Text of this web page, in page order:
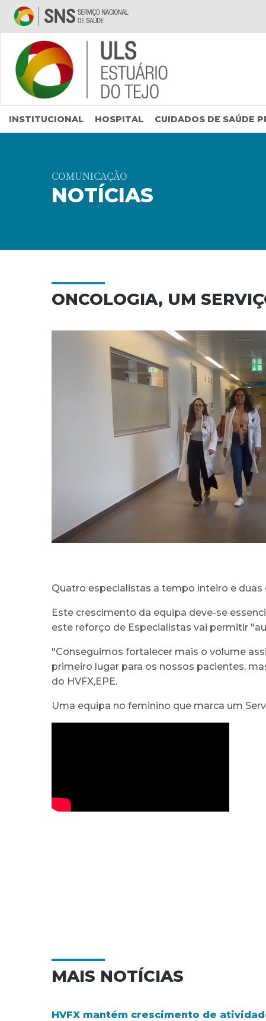
Saltar para conteúdo principal
INSTITUCIONAL HOSPITAL CUIDADOS DE SAÚDE
COMUNICAÇÃO
NOTÍCIAS
ONCOLOGIA, UM
Quatro especialistas a tempo inteiro e
Este crescimento da equipa deve-se
este reforço de Especialistas vai permitir
"Conseguimos fortalecer mais o volume
primeiro lugar para os nossos pacientes,
do HVFX,EPE.
Uma equipa no feminino que marca um
MAIS NOTÍCIAS
HVFX mantém crescimento de